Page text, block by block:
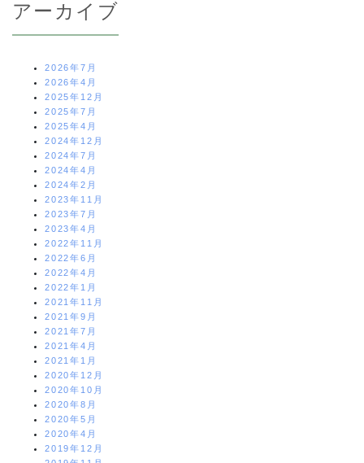
アーカイブ
2026年7月
2026年4月
2025年12月
2025年7月
2025年4月
2024年12月
2024年7月
2024年4月
2024年2月
2023年11月
2023年7月
2023年4月
2022年11月
2022年6月
2022年4月
2022年1月
2021年11月
2021年9月
2021年7月
2021年4月
2021年1月
2020年12月
2020年10月
2020年8月
2020年5月
2020年4月
2019年12月